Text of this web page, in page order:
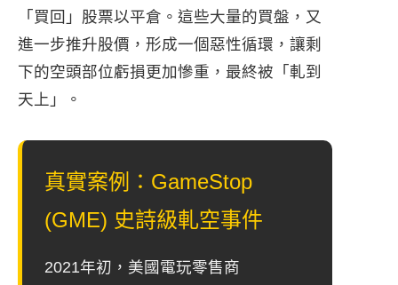
「買回」股票以平倉。這些大量的買盤，又
進一步推升股價，形成一個惡性循環，讓剩
下的空頭部位虧損更加慘重，最終被「軋到
天上」。
真實案例：GameStop
(GME) 史詩級軋空事件
2021年初，美國電玩零售商